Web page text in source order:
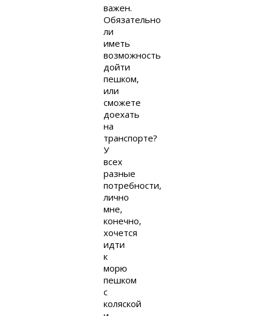
важен.
Обязательно
ли
иметь
возможность
дойти
пешком,
или
сможете
доехать
на
транспорте?
У
всех
разные
потребности,
лично
мне,
конечно,
хочется
идти
к
морю
пешком
с
коляской